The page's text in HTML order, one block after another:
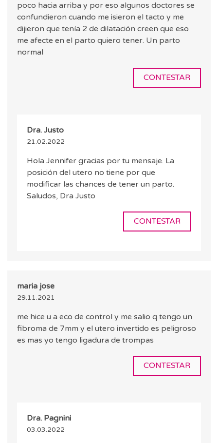
poco hacia arriba y por eso algunos doctores se
confundieron cuando me isieron el tacto y me
dijieron que tenía 2 de dilatación creen que eso
me afecte en el parto quiero tener. Un parto
normal
CONTESTAR
Dra. Justo
21.02.2022
Hola Jennifer gracias por tu mensaje. La
posición del utero no tiene por que
modificar las chances de tener un parto.
Saludos, Dra Justo
CONTESTAR
maria jose
29.11.2021
me hice u a eco de control y me salio q tengo un
fibroma de 7mm y el utero invertido es peligroso
es mas yo tengo ligadura de trompas
CONTESTAR
Dra. Pagnini
03.03.2022